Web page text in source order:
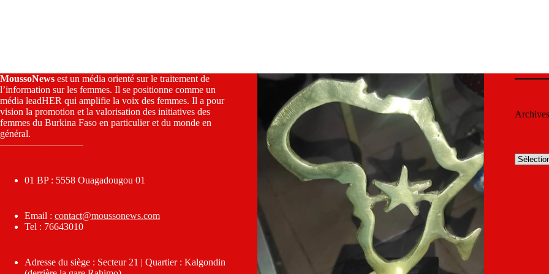
MoussoNews est un média orienté sur le traitement de
l’information sur les femmes. Il se positionne comme un
média leadHER qui amplifie la voix des femmes. Il a pour
vision la promotion et la valorisation des initiatives des
femmes du Burkina Faso en particulier et du monde en
général.
————————–
01 BP : 5558 Ouagadougou 01
Email : contact@moussonews.com
Tel : 76643010
Adresse du siège : Secteur 21 | Quartier : Kalgondin
Archives
Archives